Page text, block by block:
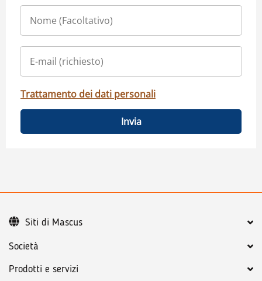
Trattamento dei dati personali
Invia
Società
Prodotti e servizi
Siti di Mascus